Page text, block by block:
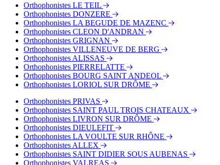
Bus - Montélimar - Gare
Orthophonistes LE TEIL
Orthophonistes DONZERE
Orthophonistes LA BEGUDE DE MAZENC
Orthophonistes CLEON D'ANDRAN
Orthophonistes GRIGNAN
Orthophonistes VILLENEUVE DE BERG
Orthophonistes ALISSAS
Orthophonistes PIERRELATTE
Orthophonistes BOURG SAINT ANDEOL
Orthophonistes LORIOL SUR DRÔME
Orthophonistes PRIVAS
Orthophonistes SAINT PAUL TROIS CHATEAUX
Orthophonistes LIVRON SUR DRÔME
Orthophonistes DIEULEFIT
Orthophonistes LA VOULTE SUR RHÔNE
Orthophonistes ALLEX
Orthophonistes SAINT DIDIER SOUS AUBENAS
Orthophonistes VALREAS